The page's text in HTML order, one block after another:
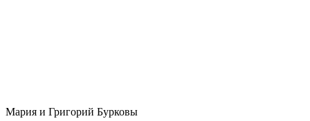
Мария и Григорий Бурковы